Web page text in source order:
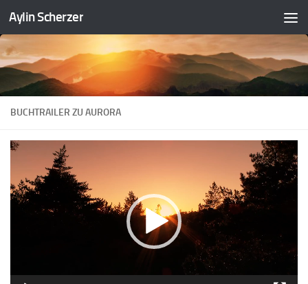
Zum Inhalt springen
Aylin Scherzer
BUCHTRAILER ZU AURORA
Video-